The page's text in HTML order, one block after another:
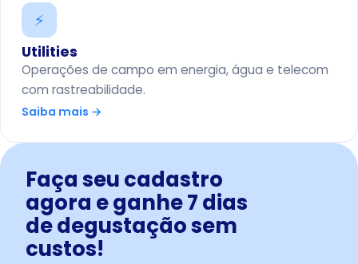
⚡
Utilities
Operações de campo em energia, água e telecom
com rastreabilidade.
Saiba mais →
Faça seu cadastro
agora e ganhe 7 dias
de degustação sem
custos!